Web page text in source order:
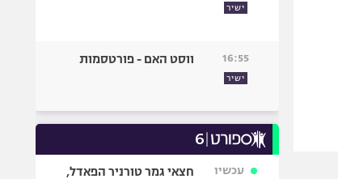
ישיר
16:55
ישיר
ווסט האם - פורטסמות
עכשיו
חצאי גמר טורניר הפאדל,